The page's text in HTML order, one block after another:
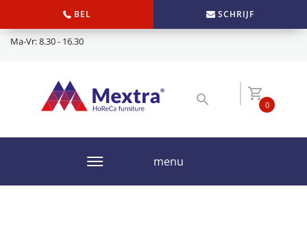
BEL SCHRIJF
Ma-Vr: 8.30 - 16.30
0
menu